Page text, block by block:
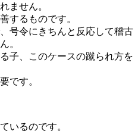
ません。
するものです。
号令にきちんと反応して稽古
。
子、このケースの蹴られ方を
です。
いるのです。